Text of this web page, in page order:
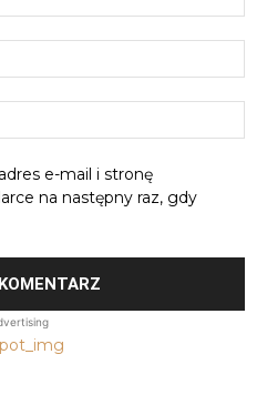
e-mail i stronę
na następny raz, gdy